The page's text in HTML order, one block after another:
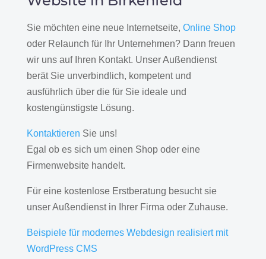
Sie möchten eine neue Internetseite, Online Shop
oder Relaunch für Ihr Unternehmen? Dann freuen
wir uns auf Ihren Kontakt. Unser Außendienst
berät Sie unverbindlich, kompetent und
ausführlich über die für Sie ideale und
kostengünstigste Lösung.
Kontaktieren Sie uns!
Egal ob es sich um einen Shop oder eine
Firmenwebsite handelt.
Für eine kostenlose Erstberatung besucht sie
unser Außendienst in Ihrer Firma oder Zuhause.
Beispiele für modernes Webdesign realisiert mit
WordPress CMS